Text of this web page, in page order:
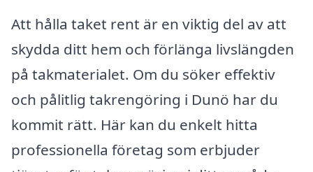
Att hålla taket rent är en viktig del av att
skydda ditt hem och förlänga livslängden
på takmaterialet. Om du söker effektiv
och pålitlig takrengöring i Dunö har du
kommit rätt. Här kan du enkelt hitta
professionella företag som erbjuder